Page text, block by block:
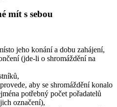
mít s sebou
jeho konání a dobu zahájení,
(jde-li o shromáždění na
aby se shromáždění konalo
potřebný počet pořadatelů
označení),